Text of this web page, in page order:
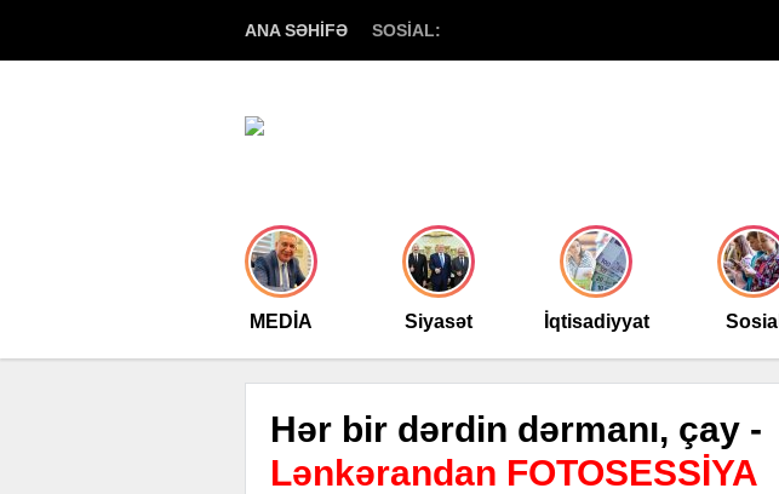
ANA SƏHİFƏ SOSİAL:
MEDİA Siyasət İqtisadiyyat Sosial
Hər bir dərdin dərmanı, çay -
Lənkərandan FOTOSESSİYA